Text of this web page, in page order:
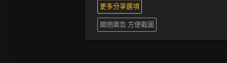
更多分享選項
關閉廣告 方便截圖